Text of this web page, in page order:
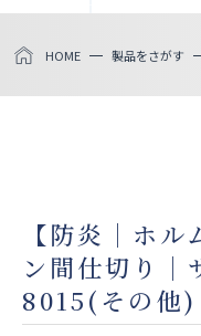
お知らせ
製品をさがす
店舗をさがす
HOME 製品をさがす
【防炎｜ホ
ン間仕切り｜
8015(その他)